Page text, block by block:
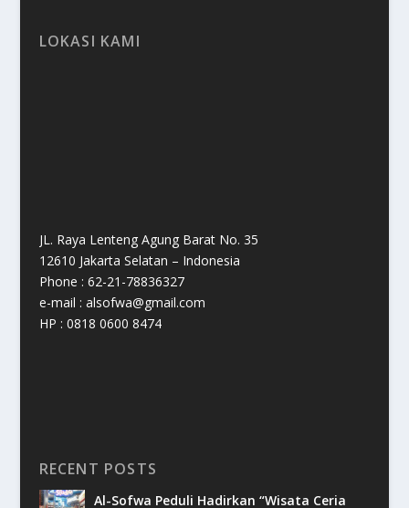
LOKASI KAMI
JL. Raya Lenteng Agung Barat No. 35
12610 Jakarta Selatan – Indonesia
Phone : 62-21-78836327
e-mail : alsofwa@gmail.com
HP : 0818 0600 8474
RECENT POSTS
Al-Sofwa Peduli Hadirkan “Wisata Ceria